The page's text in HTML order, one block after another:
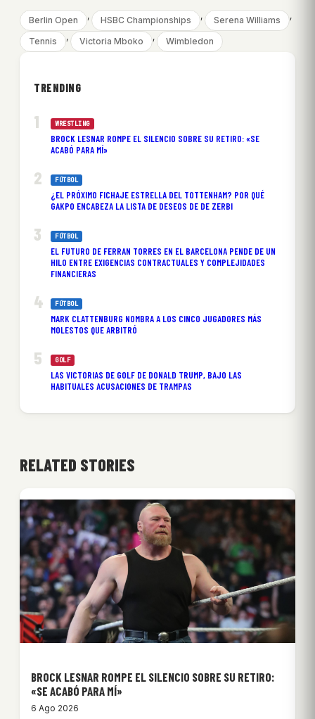
Berlin Open , HSBC Championships , Serena Williams ,
Tennis , Victoria Mboko , Wimbledon
TRENDING
WRESTLING
BROCK LESNAR ROMPE EL SILENCIO SOBRE SU RETIRO: «SE
ACABÓ PARA MÍ»
FÚTBOL
¿EL PRÓXIMO FICHAJE ESTRELLA DEL TOTTENHAM? POR QUÉ
GAKPO ENCABEZA LA LISTA DE DESEOS DE DE ZERBI
FÚTBOL
EL FUTURO DE FERRAN TORRES EN EL BARCELONA PENDE DE UN
HILO ENTRE EXIGENCIAS CONTRACTUALES Y COMPLEJIDADES
FINANCIERAS
FÚTBOL
MARK CLATTENBURG NOMBRA A LOS CINCO JUGADORES MÁS
MOLESTOS QUE ARBITRÓ
GOLF
LAS VICTORIAS DE GOLF DE DONALD TRUMP, BAJO LAS
HABITUALES ACUSACIONES DE TRAMPAS
RELATED STORIES
BROCK LESNAR ROMPE EL SILENCIO SOBRE SU RETIRO:
«SE ACABÓ PARA MÍ»
6 Ago 2026